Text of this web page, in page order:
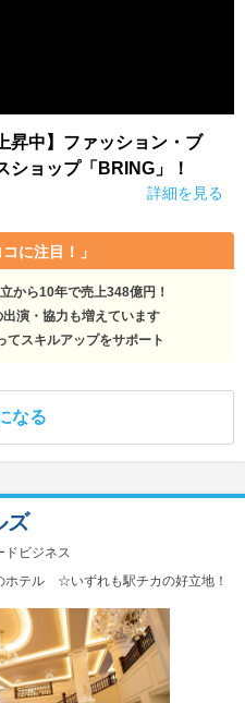
昇中】ファッション・ブ
ショップ「BRING」！
詳細を見る
コに注目！」
から10年で売上348億円！
演・協力も増えています
てスキルアップをサポート
なる
ドビジネス
ホテル ☆いずれも駅チカの好立地！
ズ